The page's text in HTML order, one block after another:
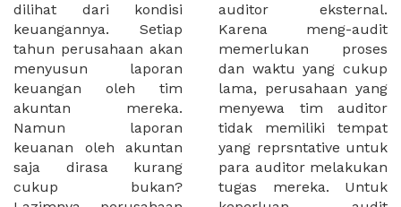
dilihat dari kondisi
keuangannya. Setiap
tahun perusahaan akan
menyusun laporan
keuangan oleh tim
akuntan mereka.
Namun laporan
keuanan oleh akuntan
saja dirasa kurang
cukup bukan?
auditor eksternal.
Karena meng-audit
memerlukan proses
dan waktu yang cukup
lama, perusahaan yang
menyewa tim auditor
tidak memiliki tempat
yang reprsntative untuk
para auditor melakukan
tugas mereka. Untuk